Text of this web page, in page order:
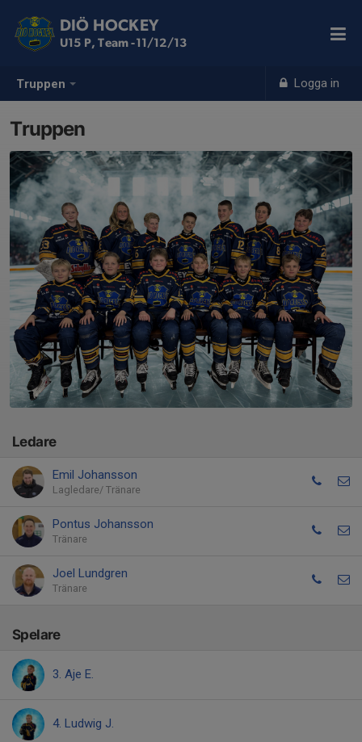
Truppen Logga in
DIÖ HOCKEY
U15 P, Team -11/12/13
Truppen
Ledare
Emil Johansson
Lagledare/ Tränare
Pontus Johansson
Tränare
Joel Lundgren
Tränare
Spelare
3. Aje E.
4. Ludwig J.